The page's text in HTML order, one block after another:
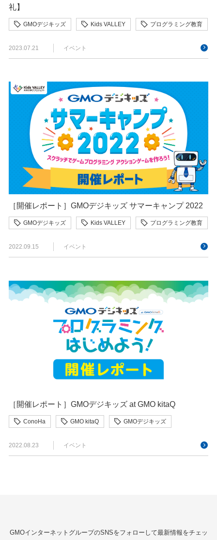
礼】
GMOデジキッズ Kids VALLEY プログラミング教育
2023.07.21 イベント
［開催レポート］GMOデジキッズ サマーキャンプ 2022
GMOデジキッズ Kids VALLEY プログラミング教育
2022.09.15 イベント
［開催レポート］GMOデジキッズ at GMO kitaQ
ConoHa GMO kitaQ
GMOデジキッズ
2022.08.23
イベント
GMOインターネットグループのSNSをフォローして最新情報をチェッ